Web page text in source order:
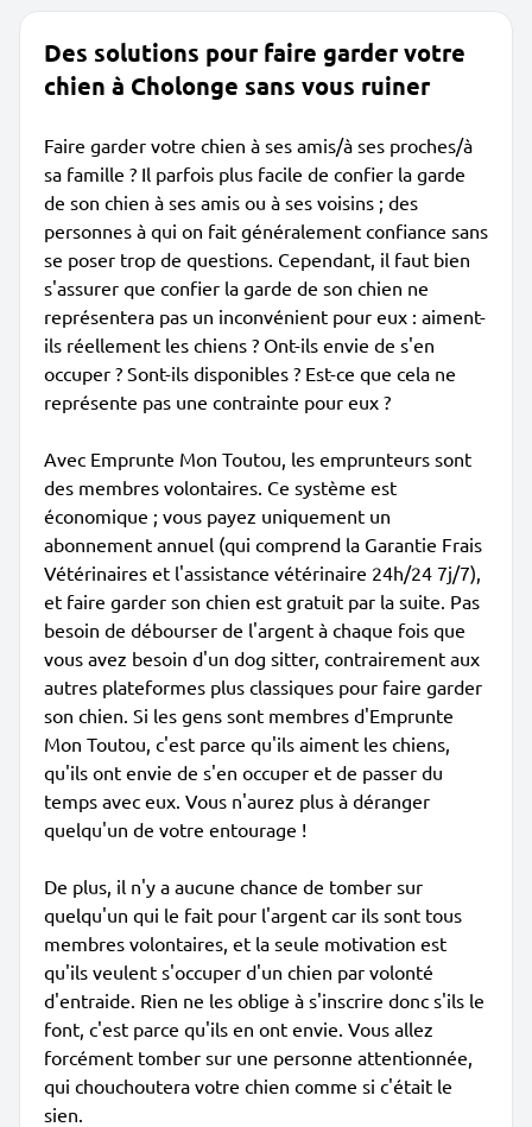
Des solutions pour faire garder votre
chien à Cholonge sans vous ruiner
Faire garder votre chien à ses amis/à ses proches/à
sa famille ? Il parfois plus facile de confier la garde
de son chien à ses amis ou à ses voisins ; des
personnes à qui on fait généralement confiance sans
se poser trop de questions. Cependant, il faut bien
s'assurer que confier la garde de son chien ne
représentera pas un inconvénient pour eux : aiment-
ils réellement les chiens ? Ont-ils envie de s'en
occuper ? Sont-ils disponibles ? Est-ce que cela ne
représente pas une contrainte pour eux ?
Avec Emprunte Mon Toutou, les emprunteurs sont
des membres volontaires. Ce système est
économique ; vous payez uniquement un
abonnement annuel (qui comprend la Garantie Frais
Vétérinaires et l'assistance vétérinaire 24h/24 7j/7),
et faire garder son chien est gratuit par la suite. Pas
besoin de débourser de l'argent à chaque fois que
vous avez besoin d'un dog sitter, contrairement aux
autres plateformes plus classiques pour faire garder
son chien. Si les gens sont membres d'Emprunte
Mon Toutou, c'est parce qu'ils aiment les chiens,
qu'ils ont envie de s'en occuper et de passer du
temps avec eux. Vous n'aurez plus à déranger
quelqu'un de votre entourage !
De plus, il n'y a aucune chance de tomber sur
quelqu'un qui le fait pour l'argent car ils sont tous
membres volontaires, et la seule motivation est
qu'ils veulent s'occuper d'un chien par volonté
d'entraide. Rien ne les oblige à s'inscrire donc s'ils le
font, c'est parce qu'ils en ont envie. Vous allez
forcément tomber sur une personne attentionnée,
qui chouchoutera votre chien comme si c'était le
sien.